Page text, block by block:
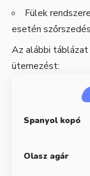
Fülek
esetén
Az alábbi táblázat
ütemezést:
Spanyol kopó
Olasz agár